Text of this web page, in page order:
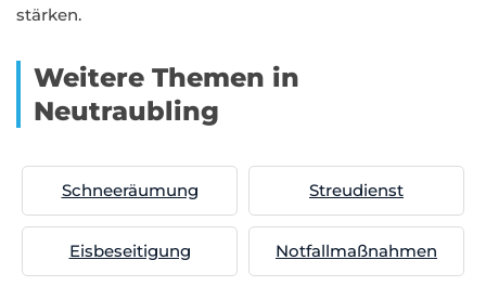
stärken.
Weitere Themen in
Neutraubling
Schneeräumung Streudienst
Eisbeseitigung Notfallmaßnahmen